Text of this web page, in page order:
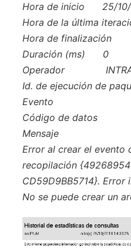
Hora de inicio 25/10/
Hora de la última
Hora de finalización
Duración (ms) 0
Operador
Id. de ejecución de
Evento
Código de datos
Mensaje
Error al crear el evento
recopilación
CD59D9BB5714}.
No se puede crear un